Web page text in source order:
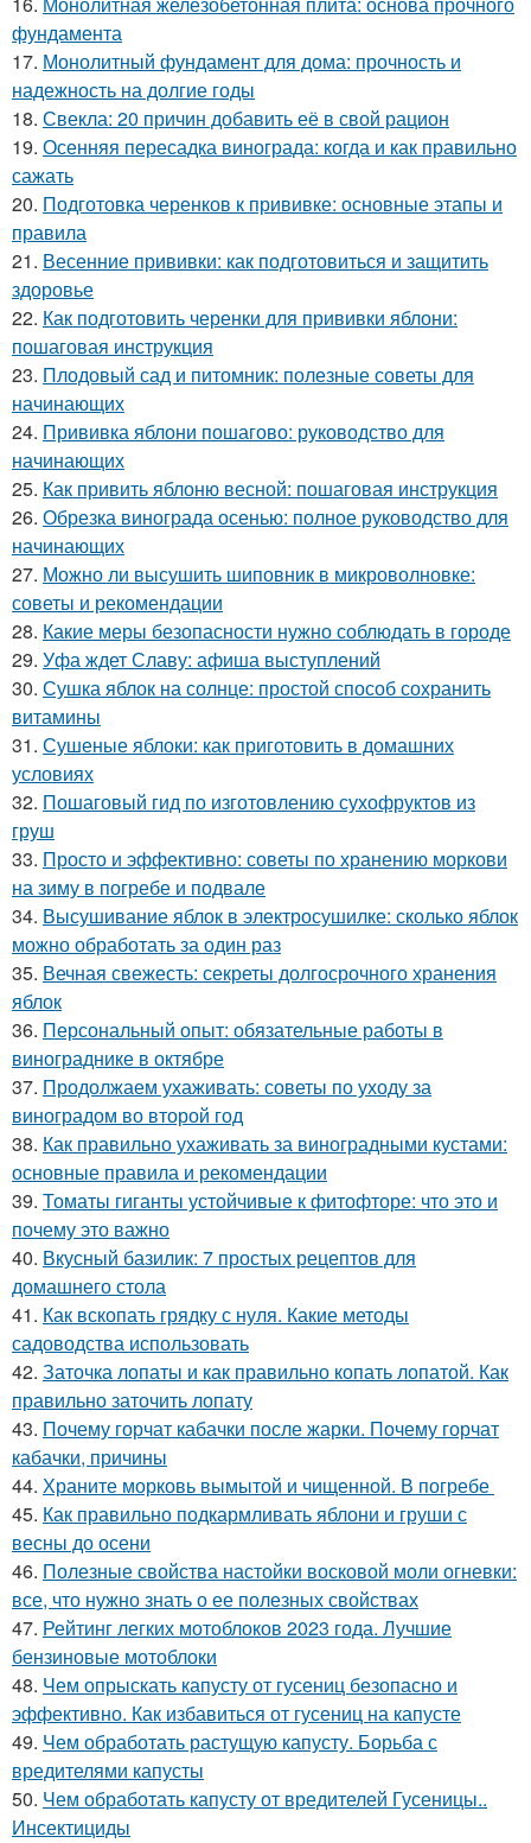
фундамента
17. Монолитный фундамент для дома: прочность и
надежность на долгие годы
18. Свекла: 20 причин добавить её в свой рацион
19. Осенняя пересадка винограда: когда и как правильно
сажать
20. Подготовка черенков к прививке: основные этапы и
правила
21. Весенние прививки: как подготовиться и защитить
здоровье
22. Как подготовить черенки для прививки яблони:
пошаговая инструкция
23. Плодовый сад и питомник: полезные советы для
начинающих
24. Прививка яблони пошагово: руководство для
начинающих
25. Как привить яблоню весной: пошаговая инструкция
26. Обрезка винограда осенью: полное руководство для
начинающих
27. Можно ли высушить шиповник в микроволновке:
советы и рекомендации
28. Какие меры безопасности нужно соблюдать в городе
29. Уфа ждет Славу: афиша выступлений
30. Сушка яблок на солнце: простой способ сохранить
витамины
31. Сушеные яблоки: как приготовить в домашних
условиях
32. Пошаговый гид по изготовлению сухофруктов из
груш
33. Просто и эффективно: советы по хранению моркови
на зиму в погребе и подвале
34. Высушивание яблок в электросушилке: сколько яблок
можно обработать за один раз
35. Вечная свежесть: секреты долгосрочного хранения
яблок
36. Персональный опыт: обязательные работы в
винограднике в октябре
37. Продолжаем ухаживать: советы по уходу за
виноградом во второй год
38. Как правильно ухаживать за виноградными кустами:
основные правила и рекомендации
39. Томаты гиганты устойчивые к фитофторе: что это и
почему это важно
40. Вкусный базилик: 7 простых рецептов для
домашнего стола
41. Как вскопать грядку с нуля. Какие методы
садоводства использовать
42. Заточка лопаты и как правильно копать лопатой. Как
правильно заточить лопату
43. Почему горчат кабачки после жарки. Почему горчат
кабачки, причины
44. Храните морковь вымытой и чищенной. В погребе
45. Как правильно подкармливать яблони и груши с
весны до осени
46. Полезные свойства настойки восковой моли огневки:
все, что нужно знать о ее полезных свойствах
47. Рейтинг легких мотоблоков 2023 года. Лучшие
бензиновые мотоблоки
48. Чем опрыскать капусту от гусениц безопасно и
эффективно. Как избавиться от гусениц на капусте
49. Чем обработать растущую капусту. Борьба с
вредителями капусты
50. Чем обработать капусту от вредителей Гусеницы..
Инсектициды